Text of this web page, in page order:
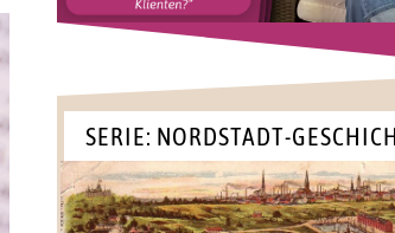
SERIE: NORDSTADT-